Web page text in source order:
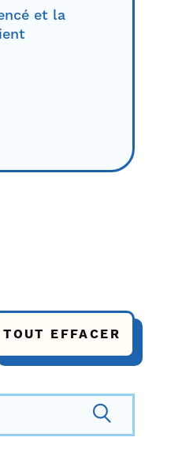
et la
TOUT EFFACER